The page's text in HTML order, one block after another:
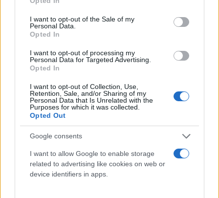
use your data for below specified purposes in below Google
consent section.
I want to opt-out of the Sale of my
Personal Data.
Opted In
I want to opt-out of processing my
Personal Data for Targeted Advertising.
Opted In
I want to opt-out of Collection, Use,
Retention, Sale, and/or Sharing of my
Personal Data that Is Unrelated with the
Purposes for which it was collected.
Opted Out
Google consents
I want to allow Google to enable storage
related to advertising like cookies on web or
device identifiers in apps.
Τι λένε τα άστρα για τον Φεβρουάριο - Οι
προβλέψεις της Αθηνάς Βαγενά
Χιούμορ